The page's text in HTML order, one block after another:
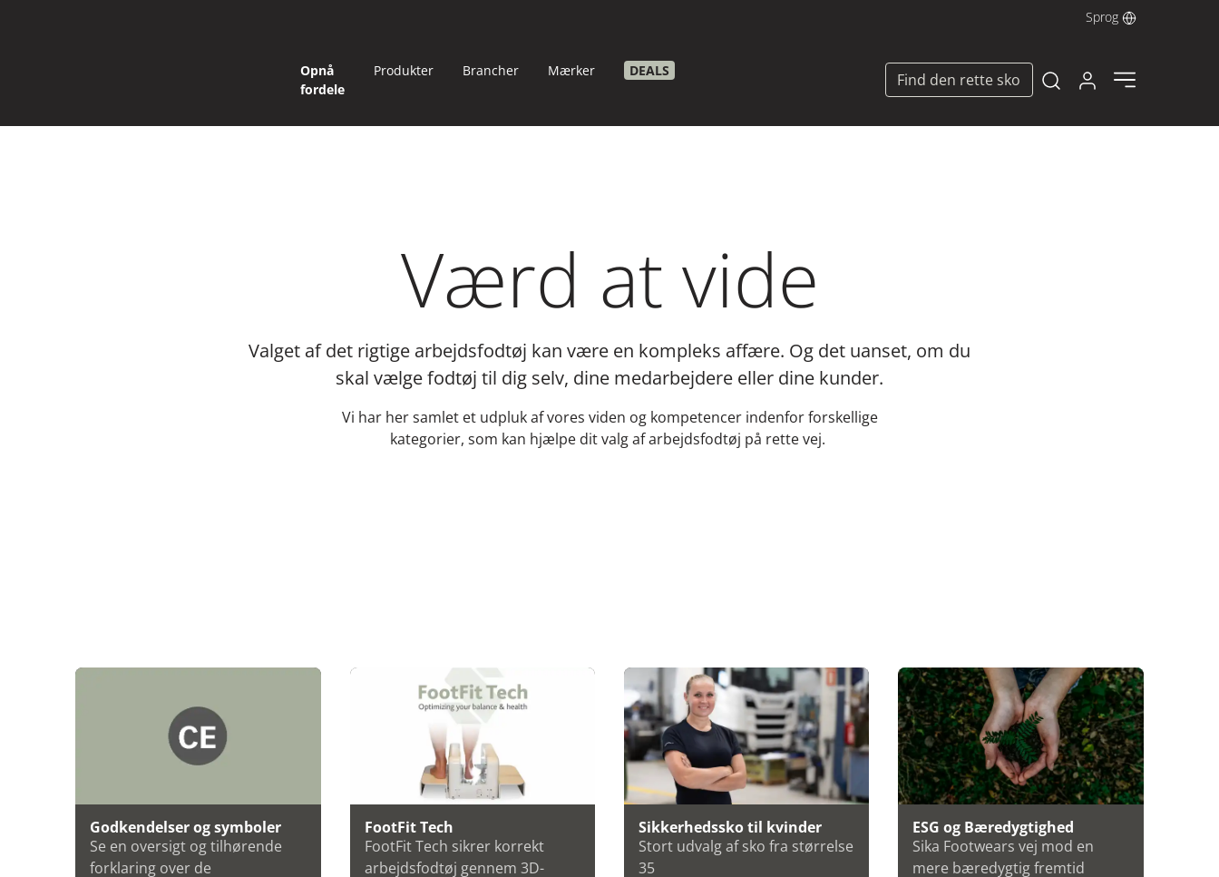
Sprog
Opnå
fordele
Produkter Brancher Mærker DEALS
Find den rette sko
Log ind her
Værd at vide
Valget af det rigtige arbejdsfodtøj kan være en kompleks affære. Og det uanset, om du
skal vælge fodtøj til dig selv, dine medarbejdere eller dine kunder.
Vi har her samlet et udpluk af vores viden og kompetencer indenfor forskellige
kategorier, som kan hjælpe dit valg af arbejdsfodtøj på rette vej.
Godkendelser og symboler
Se en oversigt og tilhørende
forklaring over de
FootFit Tech
FootFit Tech sikrer korrekt
arbejdsfodtøj gennem 3D-
Sikkerhedssko til kvinder
Stort udvalg af sko fra størrelse
35
ESG og Bæredygtighed
Sika Footwears vej mod en
mere bæredygtig fremtid